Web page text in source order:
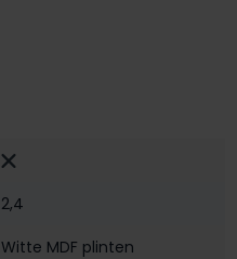
2,4
Witte MDF plinten